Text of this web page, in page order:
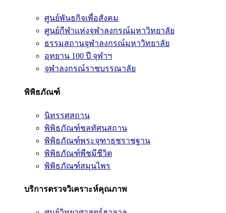
ศูนย์พันธกิจเพื่อสังคม
ศูนย์กีฬาแห่งจุฬาลงกรณ์มหาวิทยาลัย
ธรรมสถานจุฬาลงกรณ์มหาวิทยาลัย
อุทยาน 100 ปี จุฬาฯ
จุฬาลงกรณ์ราชบรรณาลัย
พิพิธภัณฑ์
นิทรรศสถาน
พิพิธภัณฑ์ชลทัศนสถาน
พิพิธภัณฑ์พระจุฑาธุชราชฐาน
พิพิธภัณฑ์พืชมีชีวิต
พิพิธภัณฑ์สมุนไพร
บริการตรวจวิเคราะห์คุณภาพ